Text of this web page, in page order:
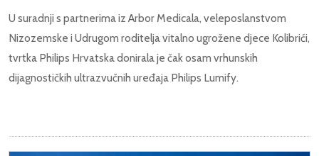
U suradnji s partnerima iz Arbor Medicala, veleposlanstvom
Nizozemske i Udrugom roditelja vitalno ugrožene djece Kolibrići,
tvrtka Philips Hrvatska donirala je čak osam vrhunskih
dijagnostičkih ultrazvučnih uređaja Philips Lumify.